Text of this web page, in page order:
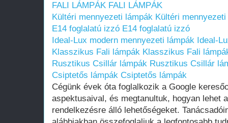
FALI LÁMPÁK FALI LÁMPÁK
Kültéri mennyezeti lámpák Kültéri
E14 foglalatú izzó E14 foglalatú izzó
Ideal-Lux modern mennyezeti lámpák Ideal-
Klasszikus Fali lámpák Klasszikus Fali
Rusztikus Csillár lámpák Rusztikus Csillár
Csiptetős lámpák Csiptetős lámpák
Cégünk évek óta foglalkozik a Google
aspektusaival, és megtanultuk, hogyan lehet
rendelkezésre álló lehetőségeket.